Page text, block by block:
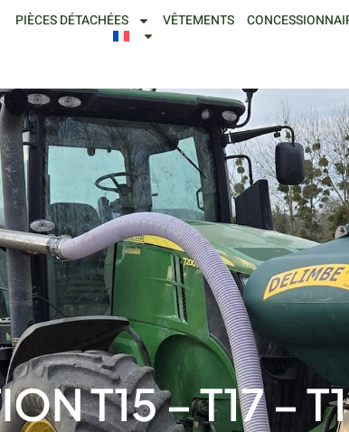
PIÈCES DÉTACHÉES VÊTEMENTS
T15 – T17 –